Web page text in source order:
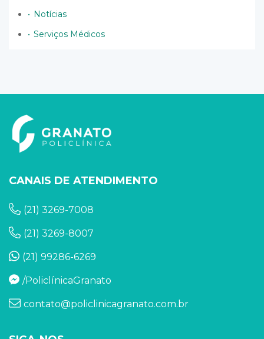
Notícias
Serviços Médicos
CANAIS DE ATENDIMENTO
(21) 3269-7008
(21) 3269-8007
(21) 99286-6269
/PoliclínicaGranato
contato@policlinicagranato.com.br